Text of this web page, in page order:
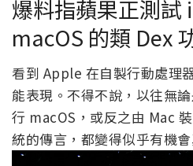
爆料指蘋果正測試
macOS 的類 Dex
看到 Apple 在自製行動處理
能表現。不得不說，以往無
行 macOS，或反之由 Mac
統的傳言，都變得似乎有機會